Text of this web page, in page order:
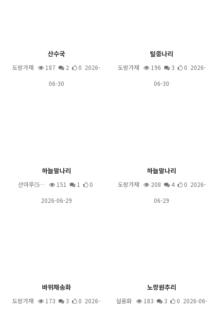
산수국
도랑가재 187 2
0 2026-
06-30
털중나리
도랑가재 196 3
0 2026-
06-30
하늘말나리
산마루(S… 151 1
0
2026-06-29
하늘말나리
도랑가재 208 4
0 2026-
06-29
바위채송화
도랑가재 173 3
0 2026-
노랑원추리
설용화 183 3
0 2026-06-